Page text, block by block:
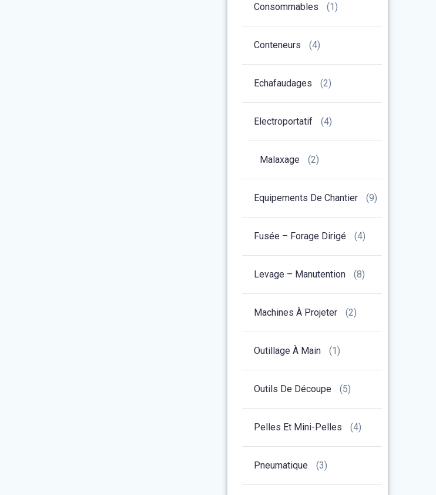
Consommables (1)
Conteneurs (4)
Echafaudages (2)
Electroportatif (4)
Malaxage (2)
Equipements De Chantier (9)
Fusée – Forage Dirigé (4)
Levage – Manutention (8)
Machines À Projeter (2)
Outillage À Main (1)
Outils De Découpe (5)
Pelles Et Mini-Pelles (4)
Pneumatique (3)